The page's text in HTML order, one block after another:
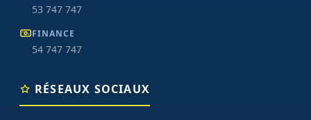
53 747 747
FINANCE
54 747 747
RÉSEAUX SOCIAUX